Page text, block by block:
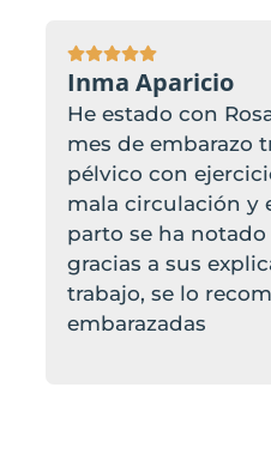
Inma Aparicio
He estado con
mes de embarazo
pélvico con
mala circulación y
parto se ha
gracias a sus
trabajo, se lo
embarazadas